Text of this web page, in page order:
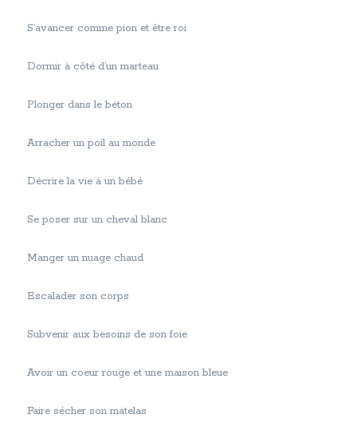
S’avancer comme pion et être roi
Dormir à côté d’un marteau
Plonger dans le béton
Arracher un poil au monde
Décrire la vie à un bébé
Se poser sur un cheval blanc
Manger un nuage chaud
Escalader son corps
Subvenir aux besoins de son foie
Avoir un coeur rouge et une maison bleue
Faire sécher son matelas